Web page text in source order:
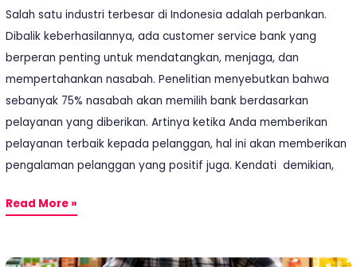
Salah satu industri terbesar di Indonesia adalah perbankan.
Dibalik keberhasilannya, ada customer service bank yang
berperan penting untuk mendatangkan, menjaga, dan
mempertahankan nasabah. Penelitian menyebutkan bahwa
sebanyak 75% nasabah akan memilih bank berdasarkan
pelayanan yang diberikan. Artinya ketika Anda memberikan
pelayanan terbaik kepada pelanggan, hal ini akan memberikan
pengalaman pelanggan yang positif juga. Kendati demikian,
Read More »